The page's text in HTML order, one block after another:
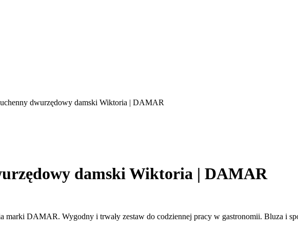
dwurzędowy damski Wiktoria | DAMAR
damski Wiktoria | DAMAR
DAMAR. Wygodny i trwały zestaw do codziennej pracy w gastronomii. Bluza i